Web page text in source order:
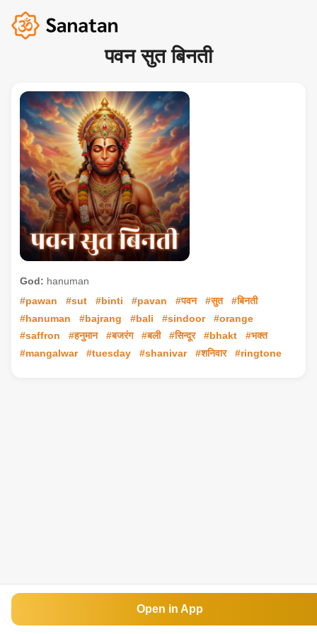
पवन सुत बिनती
God: hanuman
#pawan
#sut #binti #pavan #पवन #सुत
#बिनती
#hanuman
#bajrang #bali #sindoor
#orange
#saffron
#हनुमान #बजरंग #बली #सिन्दूर #bhakt
#भक्त
#mangalwar
#tuesday #shanivar #शनिवार #ringtone
Open in App